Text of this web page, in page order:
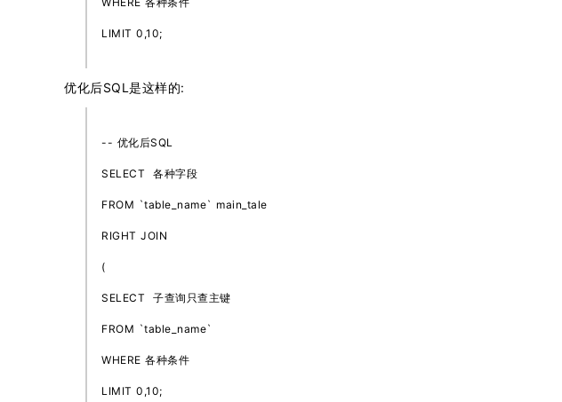
LIMIT 0,10;
优化后SQL是这样的:
-- 优化后SQL
SELECT 各种字段
FROM `table_name` main_tale
RIGHT JOIN
(
SELECT 子查询只查主键
FROM `table_name`
WHERE 各种条件
LIMIT 0,10;